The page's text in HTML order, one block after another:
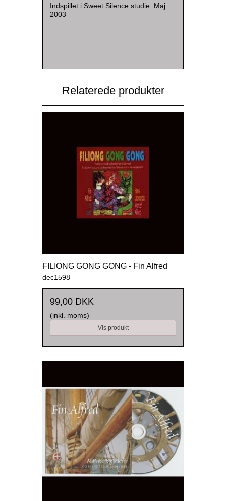
Indspillet i Sweet Silence studie: Maj
2003
Relaterede produkter
FILIONG GONG GONG - Fin Alfred
dec1598
99,00 DKK
(inkl. moms)
Vis produkt